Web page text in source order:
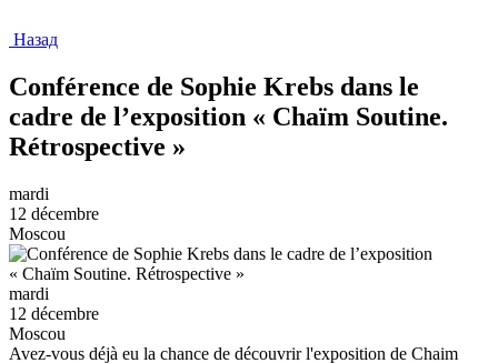
Назад
Conférence de Sophie Krebs dans le
cadre de l’exposition « Chaïm Soutine.
Rétrospective »
mardi
12 décembre
Moscou
mardi
12 décembre
Moscou
Avez-vous déjà eu la chance de découvrir l'exposition de Chaim